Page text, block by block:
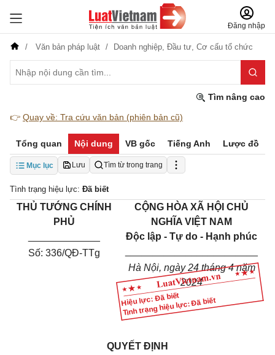
Đăng nhập
Văn bản pháp luật Doanh nghiệp, Đầu tư, Cơ cấu tổ chức
Tìm nâng cao
👉 Quay về: Tra cứu văn bản (phiên bản cũ)
Tổng quan Nội dung VB gốc Tiếng Anh Lược đồ
Mục lục Lưu Tìm từ trong trang
Tình trạng hiệu lực: Đã biết
Hiệu lực: Đã biết
Tình trạng hiệu lực: Đã biết
THỦ TƯỚNGCHÍNH
PHỦ
Số: 336/QĐ-TTg
CỘNG HÒA XÃ HỘI CHỦ
NGHĨA VIỆT NAM
Độc lập - Tự do - Hạnh phúc
Hà Nội, ngày24tháng4năm
2024
QUYẾT ĐỊNH